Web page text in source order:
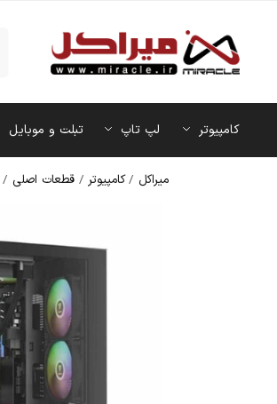
کامپیوتر لپ تاپ تبلت و موبایل
میراکل /کامپیوتر /قطعات اصلی